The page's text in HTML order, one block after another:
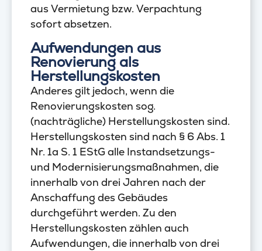
aus Vermietung bzw. Verpachtung
sofort absetzen.
Aufwendungen aus
Renovierung als
Herstellungskosten
Anderes gilt jedoch, wenn die
Renovierungskosten sog.
(nachträgliche) Herstellungskosten sind.
Herstellungskosten sind nach § 6 Abs. 1
Nr. 1a S. 1 EStG alle Instandsetzungs-
und Modernisierungsmaßnahmen, die
innerhalb von drei Jahren nach der
Anschaffung des Gebäudes
durchgeführt werden. Zu den
Herstellungskosten zählen auch
Aufwendungen, die innerhalb von drei